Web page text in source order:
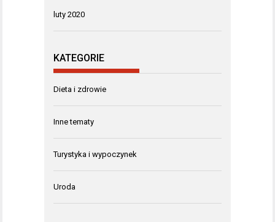
luty 2020
KATEGORIE
Dieta i zdrowie
Inne tematy
Turystyka i wypoczynek
Uroda